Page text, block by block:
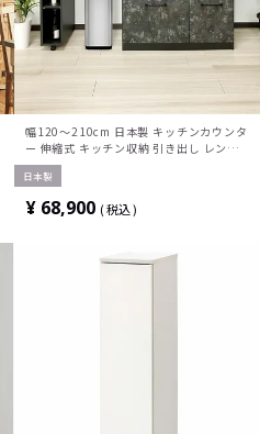
幅120～210cm 日本製 キッチンカウンタ
ー 伸縮式 キッチン収納 引き出し レンジ
台 キッチンボード おしゃれ コンセント付
き シンプル モダン ナチュラル ブラック
日本製
¥ 68,900 税込